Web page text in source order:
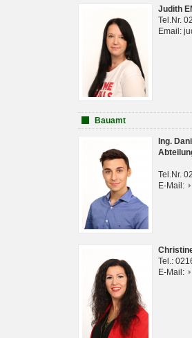
Judith
Tel.Nr.
Email:
Bauamt
Ing.
Tel.Nr.
E-Mail:
Tel.:
E-Mail: